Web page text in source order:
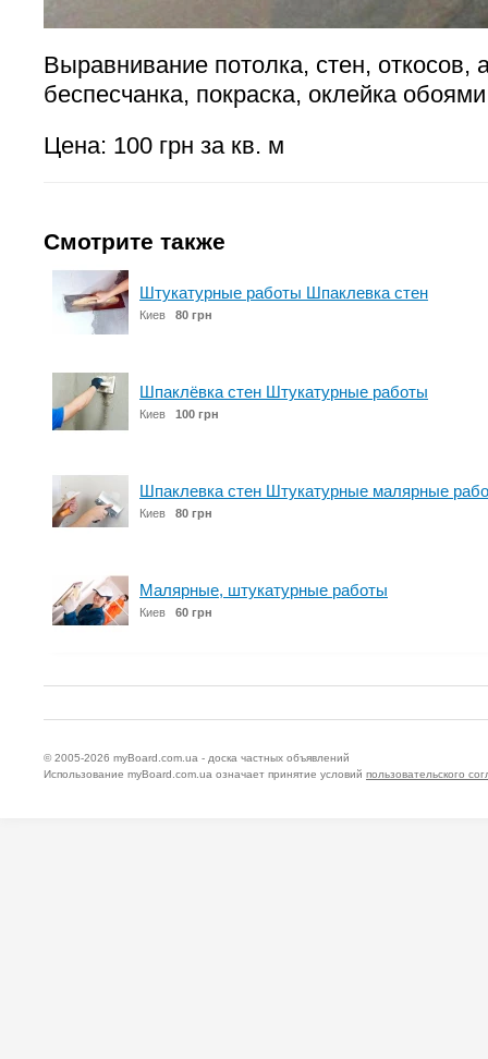
Выравнивание потолка, стен, откосов,
беспесчанка, покраска, оклейка
Цена: 100 грн за кв. м
Смотрите также
Штукатурные работы Шпаклевка стен
Киев 80 грн
Шпаклёвка стен Штукатурные работы
Киев 100 грн
Шпаклевка стен Штукатурные малярные
Киев 80 грн
Малярные, штукатурные работы
Киев 60 грн
© 2005-2026 myBoard.com.ua - доска частных объявлений
Использование myBoard.com.ua означает принятие условий пользовательского